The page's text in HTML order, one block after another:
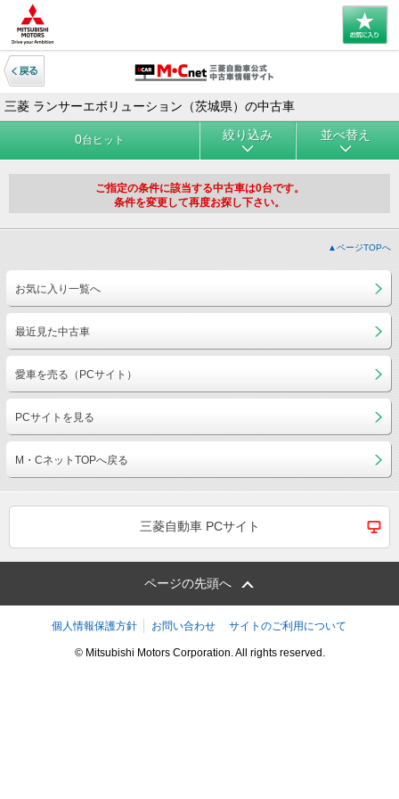
三菱 ランサーエボリューション（茨城県）の中古車
0台ヒット 絞り込み 並べ替え
ご指定の条件に該当する中古車は0台です。
条件を変更して再度お探し下さい。
▲ページTOPへ
お気に入り一覧へ
最近見た中古車
愛車を売る（PCサイト）
PCサイトを見る
M・CネットTOPへ戻る
三菱自動車 PCサイト
ページの先頭へ
個人情報保護方針 お問い合わせ サイトのご利用について
© Mitsubishi Motors Corporation. All rights reserved.